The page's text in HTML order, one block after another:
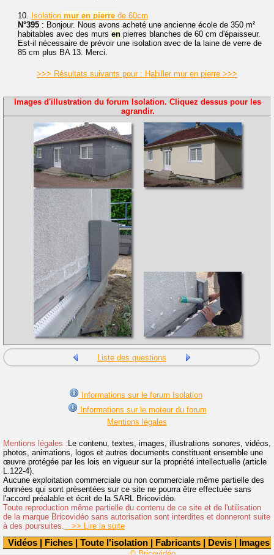
Vidéos | Fiches | Toute l'isolation | Fabricants | Devis | Images
10. Isolation mur en pierre de 60cm
N°395 : Bonjour. Nous avons acheté une ancienne école de 350 m²
habitables avec des murs en pierres blanches de 60 cm d'épaisseur.
Est-il nécessaire de prévoir une isolation avec de la laine de verre de
85 cm plus BA 13. Merci.
>>> Résultats suivants pour : Habiller mur en pierre >>>
Images d'illustration du forum Isolation. Cliquez dessus pour les
agrandir.
Liste des questions
Informations sur le forum Isolation
Informations sur le moteur du forum
Mentions légales
Mentions légales : Le contenu, textes, images, illustrations sonores, vidéos,
photos, animations, logos et autres documents constituent ensemble une
œuvre protégée par les lois en vigueur sur la propriété intellectuelle (article
L.122-4).
Aucune exploitation commerciale ou non commerciale même partielle des
données qui sont présentées sur ce site ne pourra être effectuée sans
l'accord préalable et écrit de la SARL Bricovidéo.
Toute reproduction même partielle du contenu de ce site et de l'utilisation
de la marque Bricovidéo sans autorisation sont interdites et donneront suite
à des poursuites. >> Lire la suite